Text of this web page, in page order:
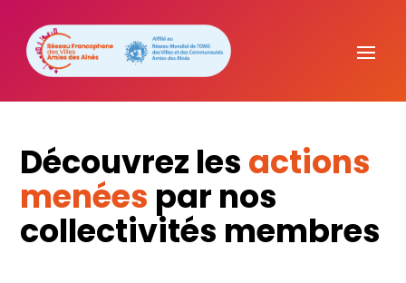
Découvrez les actions
menées par nos
collectivités membres